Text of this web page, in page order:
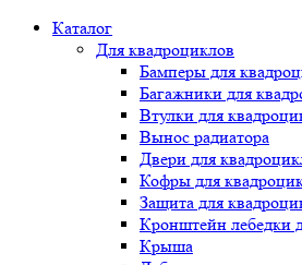
Каталог
Для квадроциклов
Бамперы для
Багажники для
Втулки для
Вынос радиатора
Двери для
Кофры для
Защита для
Кронштейн лебедки
Крыша